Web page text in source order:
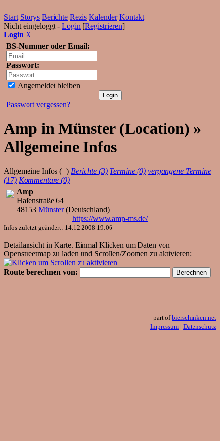
Start Storys Berichte Rezis Kalender Kontakt
Nicht eingeloggt - Login [Registrieren]
Login X
BS-Nummer oder Email:
Passwort:
Angemeldet bleiben
Passwort vergessen?
Amp in Münster (Location) »
Allgemeine Infos
Allgemeine Infos (+) Berichte (3) Termine (0) vergangene Termine
(17) Kommentare (0)
Amp
Hafenstraße 64
48153 Münster(Deutschland)
https://www.amp-ms.de/
Infos zuletzt geändert: 14.12.2008 19:06
Detailansicht in Karte. Einmal Klicken um Daten von
Openstreetmap zu laden und Scrollen/Zoomen zu aktivieren:
Route berechnen von:
part ofbierschinken.net
Impressum | Datenschutz